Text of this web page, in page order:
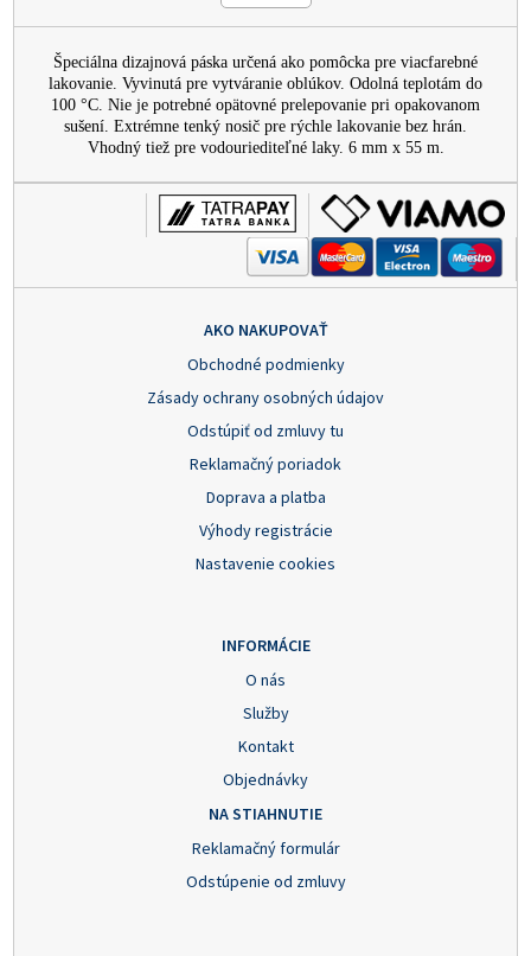
Špeciálna dizajnová páska určená ako pomôcka pre viacfarebné
lakovanie. Vyvinutá pre vytváranie oblúkov. Odolná teplotám do
100 °C. Nie je potrebné opätovné prelepovanie pri opakovanom
sušení. Extrémne tenký nosič pre rýchle lakovanie bez hrán.
Vhodný tiež pre vodouriediteľné laky. 6 mm x 55 m.
AKO NAKUPOVAŤ
Obchodné podmienky
Zásady ochrany osobných údajov
Odstúpiť od zmluvy tu
Reklamačný poriadok
Doprava a platba
Výhody registrácie
Nastavenie cookies
INFORMÁCIE
O nás
Služby
Kontakt
Objednávky
NA STIAHNUTIE
Reklamačný formulár
Odstúpenie od zmluvy